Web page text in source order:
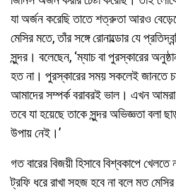
যা অর্জন করেছি তাতে শত্রুতা আরও
মেসির মতে, তাঁর সঙ্গে রোনাল্ডোর যে
সুন্দর। বলেছেন, ‘ম্যাচ বা পুরস্কারের
হত না। পুরস্কারের সময় সকলেই জানতে
আমাদের সম্পর্ক বরাবরই ভাল। এখন
তবে যা হয়েছে তাকে সুন্দর অভিজ্ঞতা বলা
উপায় নেই।’
গত বারের বিজয়ী হিসাবে বিশ্বকাপে খেলতে
ট্রফি ধরে রাখা সহজ হবে না বলে মত